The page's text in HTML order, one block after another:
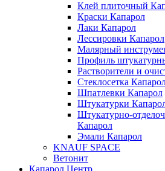
Клей плиточный
Краски Капарол
Лаки Капарол
Лессировки Капарол
Малярный
Профиль
Растворители и
Cтеклосетка
Шпатлевки Капарол
Штукатурки
Штукатурно-
Капарол
Эмали Капарол
KNAUF SPACE
Ветонит
Капарол Центр